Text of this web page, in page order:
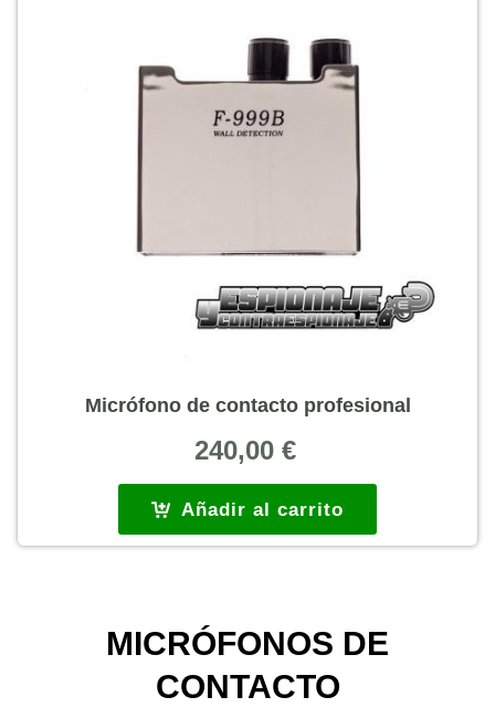
Micrófono de contacto profesional
240,00 €
Añadir al carrito
MICRÓFONOS DE
CONTACTO